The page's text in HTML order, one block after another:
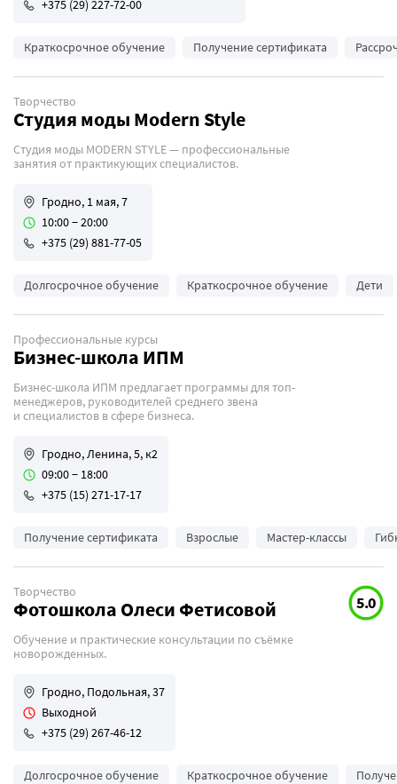
+375 (29) 227-72-00
Краткосрочное обучение Получение сертификата
Творчество
Студия моды Modern Style
Студия моды MODERN STYLE — профессиональные
занятия от практикующих специалистов.
Гродно, 1 мая, 7
10:00 − 20:00
+375 (29) 881-77-05
Долгосрочное обучение Краткосрочное обучение Дети
Профессиональные курсы
Бизнес-школа ИПМ
Бизнес-школа ИПМ предлагает программы для топ-
менеджеров, руководителей среднего звена
и специалистов в сфере бизнеса.
Гродно, Ленина, 5, к2
09:00 − 18:00
+375 (15) 271-17-17
Получение сертификата Взрослые Мастер-классы
5.0
Творчество
Фотошкола Олеси Фетисовой
Обучение и практические консультации по съёмке
новорожденных.
Гродно, Подольная, 37
Выходной
+375 (29) 267-46-12
Долгосрочное обучение Краткосрочное обучение